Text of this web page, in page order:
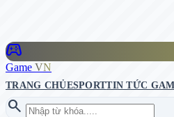
stadia_controller
Game VN
TRANG CHỦESPORTTIN TỨC
search